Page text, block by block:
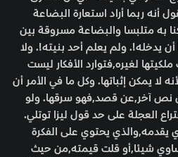
أنه ربما أراد استعارة البضاعة
به متلبسا والبضاعة مسروقة بين
يدخله!. ولم يعلم أحد بنيته!. ولا
لغيره,فتوارد الأفكار ليست
لا يمكن إثباتها. وكل ما في الأمر أن
نص آخر,عن قصد,فهو سرقها. ولو
العجلة على حد قول ليزا توتلي.
يقدمه,والذي يحتوي على الفكرة
شيئا,أو قلت قيمته,من حيث